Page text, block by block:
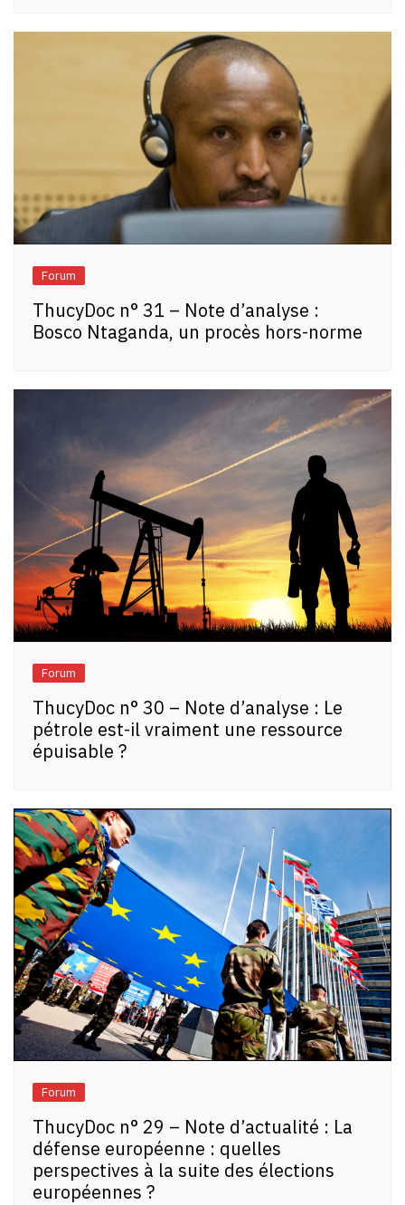
Forum
ThucyDoc n° 31 – Note d’analyse :
Bosco Ntaganda, un procès hors-norme
Forum
ThucyDoc n° 30 – Note d’analyse : Le
pétrole est-il vraiment une ressource
épuisable ?
Forum
ThucyDoc n° 29 – Note d’actualité : La
défense européenne : quelles
perspectives à la suite des élections
européennes ?